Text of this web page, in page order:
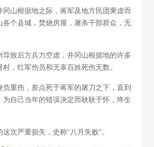
冈山根据地之际，蒋军及地方民团乘虚而
各个县城，焚烧房屋，屠杀干部群众，无
导致后方兵力空虚，井冈山根据地的许多
，红军伤员和无辜百姓死伤无数。
负重伤，差点死于蒋军的屠刀之下，直到
为自己当年的错误决定而耿耿于怀，终生
次严重损失，史称“八月失败”。